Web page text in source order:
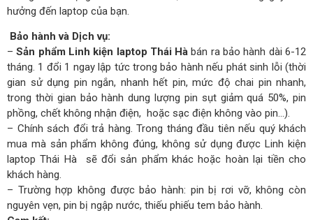
hưởng đến laptop của bạn.
Bảo hành và Dịch vụ:
–Sản phẩm Linh kiện laptop Thái Hà bán ra bảo hành dài 6-12
tháng. 1 đổi 1 ngay lập tức trong bảo hành nếu phát sinh lỗi (thời
gian sử dụng pin ngắn, nhanh hết pin, mức độ chai pin nhanh,
trong thời gian bảo hành dung lượng pin sụt giảm quá 50%, pin
phồng, chết không nhận điện, hoặc sạc điện không vào pin…).
– Chính sách đổi trả hàng. Trong tháng đầu tiên nếu quý khách
mua mà sản phẩm không đúng, không sử dụng được Linh kiện
laptop Thái Hà sẽ đổi sản phẩm khác hoặc hoàn lại tiền cho
khách hàng.
– Trường hợp không được bảo hành: pin bị rơi vỡ, không còn
nguyên vẹn, pin bị ngập nước, thiếu phiếu tem bảo hành.